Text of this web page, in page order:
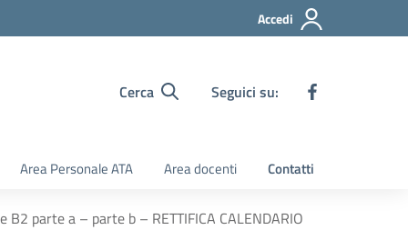
Accedi
Cerca Seguici su:
Area Personale ATA Area docenti Contatti
parte a – parte b – RETTIFICA CALENDARIO